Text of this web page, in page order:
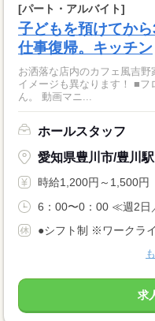
[パート・アルバイト]
子どもを預けてか
仕事復帰。キッチン
お洒落な店内のカフェ風吉
イメージも異なります！ ■フロア ■キッチン 難しいことはありませ
ん。 動画マニ...
ホールスタッフ
愛知県豊川市/豊川駅
時給1,200円～1,500円
6：00〜0：00 ≪週2日
●シフト制 ※ワークラ
求